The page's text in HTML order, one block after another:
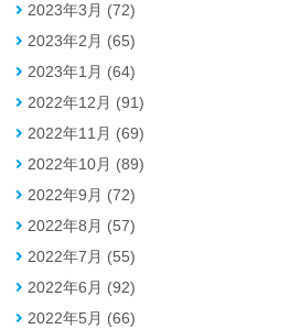
2023年3月 (72)
2023年2月 (65)
2023年1月 (64)
2022年12月 (91)
2022年11月 (69)
2022年10月 (89)
2022年9月 (72)
2022年8月 (57)
2022年7月 (55)
2022年6月 (92)
2022年5月 (66)